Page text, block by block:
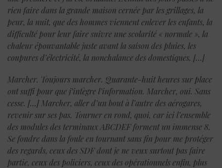
rien faire dans la grande maison cernée par les grillages, la
peur, la nuit, que des hommes viennent enlever les enfants, la
difficulté pour leur faire suivre une scolarité « normale », la
chaleur épouvantable juste avant la saison des pluies, les
coupures d’électricité, la nonchalance des domestiques. […]
Marcher. Toujours marcher. Quarante-huit heures sur place
ont suffi pour que j’intègre l’information. Marcher, oui. Sans
cesse. […] Marcher, aller d’un bout à l’autre des aérogares,
revenir sur ses pas. Tourner en rond, quoi, car ici l’ensemble
des modules des terminaux ABCDEF forment un immense 8.
Se fondre dans la foule en tournant sans fin pour me protéger
des regards, ceux des SDF dont je ne veux surtout pas faire
partie, ceux des policiers, ceux des opérationnels enfin, plus